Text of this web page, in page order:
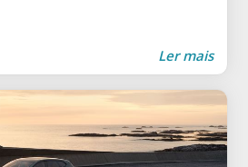
Ler mais